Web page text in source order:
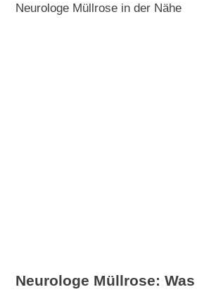
Neurologe Müllrose in der Nähe
Neurologe Müllrose: